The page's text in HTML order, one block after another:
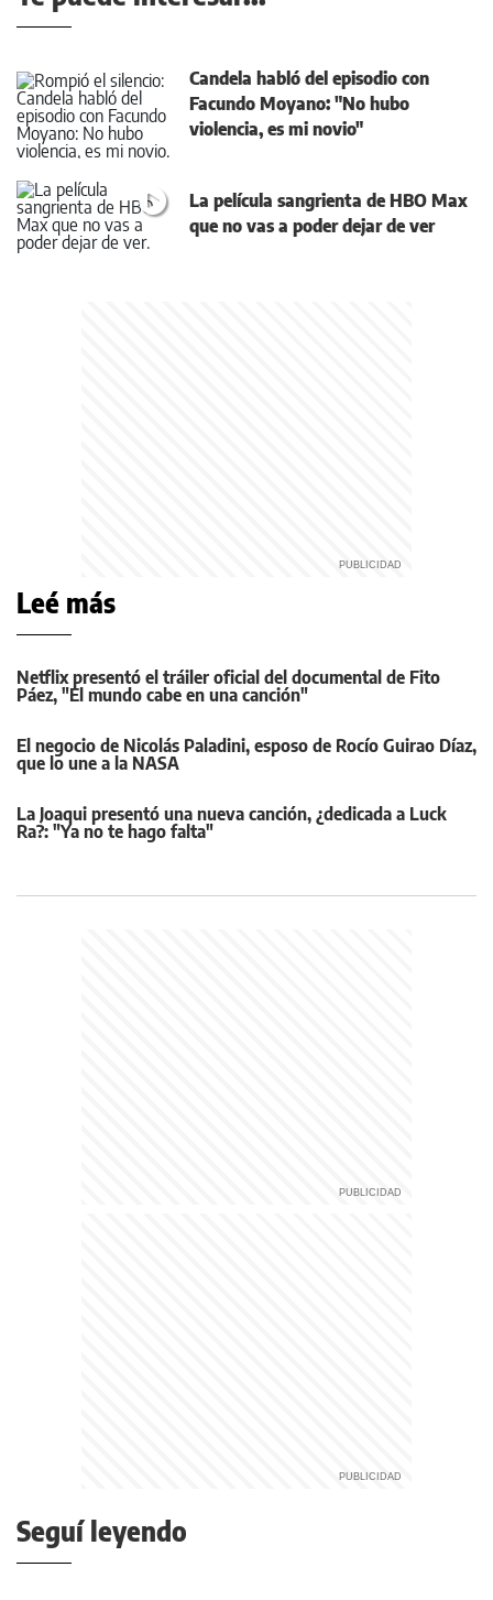
Candela habló del episodio con
Facundo Moyano: "No hubo
violencia, es mi novio"
La película sangrienta de HBO Max
que no vas a poder dejar de ver
Leé más
Netflix presentó el tráiler oficial del documental de Fito
Páez, "El mundo cabe en una canción"
El negocio de Nicolás Paladini, esposo de Rocío Guirao Díaz,
que lo une a la NASA
La Joaqui presentó una nueva canción, ¿dedicada a Luck
Ra?: "Ya no te hago falta"
Seguí leyendo